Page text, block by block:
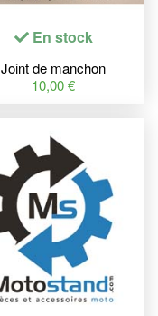
En stock
Joint de manchon
TECNIUM
10,00 €